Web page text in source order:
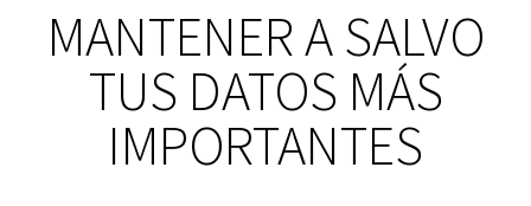
MANTENER A SALVO
TUS DATOS MÁS
IMPORTANTES